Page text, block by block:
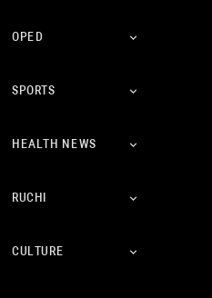
OPED
SPORTS
HEALTH NEWS
RUCHI
CULTURE